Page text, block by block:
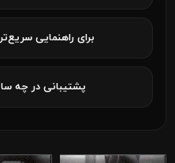
برای راهنمایی
پشتیبانی در چه